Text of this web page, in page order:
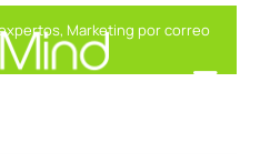
por IA
, Marketing por correo